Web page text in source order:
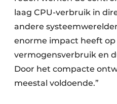
laag CPU-verbruik in
andere
enorme impact heeft op
vermogensverbruik en
Door het compacte
meestal voldoende.”